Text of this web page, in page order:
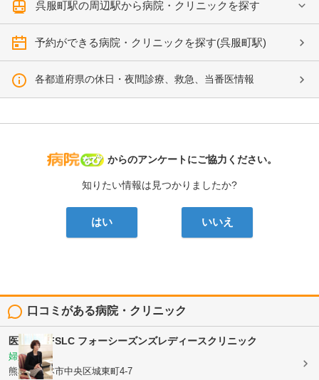
呉服町駅の周辺駅から病院・クリニックを探す
予約ができる病院・クリニックを探す(呉服町駅)
各都道府県の休日・夜間診療、救急、当番医情報
病院なび
からのアンケートにご協力ください。
知りたい情報は見つかりましたか?
はい いいえ
口コミがある病院・クリニック
医療法人FSLC フォーシーズンズレディースクリニック
婦人科
熊本県熊本市中央区城東町4-7